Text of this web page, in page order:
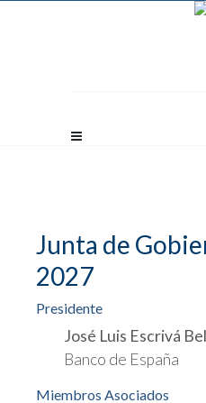
Junta de
2027
Presidente
José Luis Escrivá
Banco de España
Miembros Asociados